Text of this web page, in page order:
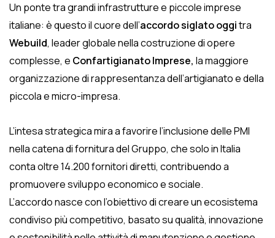
Un ponte tra grandi infrastrutture e piccole imprese
italiane: è questo il cuore dell’accordo siglato oggitra
Webuild, leader globale nella costruzione di opere
complesse, e Confartigianato Imprese, la maggiore
organizzazione di rappresentanza dell’artigianato e della
piccola e micro-impresa.
L’intesa strategica mira a favorire l’inclusione delle PMI
nella catena di fornitura del Gruppo, che solo in Italia
conta oltre 14.200 fornitori diretti, contribuendo a
promuovere sviluppo economico e sociale.
L’accordo nasce con l’obiettivo di creare un ecosistema
condiviso più competitivo, basato su qualità, innovazione